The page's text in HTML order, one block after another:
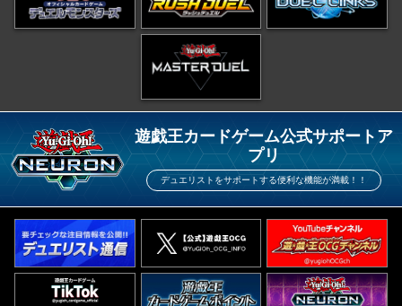
遊戯王カードゲーム公式サポートア
プリ
デュエリストをサポートする便利な機能が満載！！